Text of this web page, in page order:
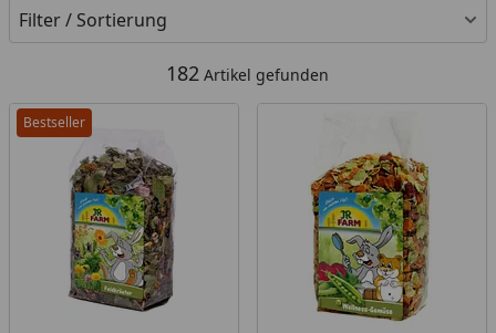
Filter / Sortierung
182 Artikel gefunden
Bestseller